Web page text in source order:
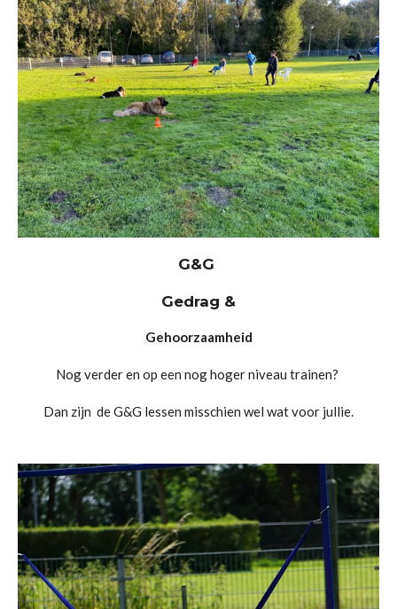
G&G
Gedrag &
Gehoorzaamheid
Nog verder en op een nog hoger niveau trainen?
Dan zijn de G&G lessen misschien wel wat voor jullie.